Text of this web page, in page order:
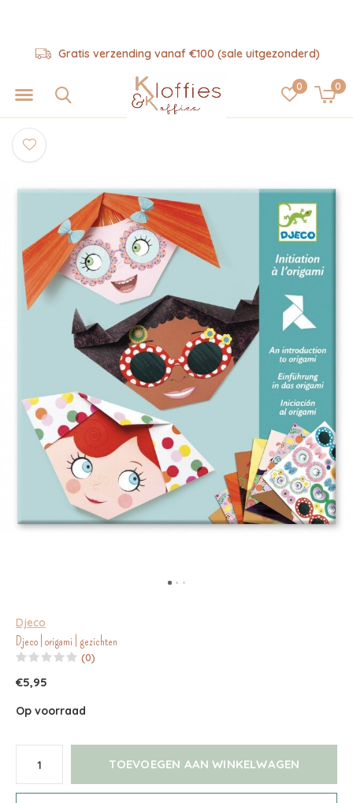
0 0
Gratis verzending vanaf €100 (sale uitgezonderd)
Djeco
Djeco | origami | gezichten
(0)
€5,95
Op voorraad
TOEVOEGEN AAN WINKELWAGEN